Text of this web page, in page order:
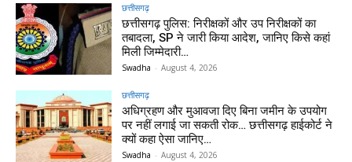
छत्तीसगढ़
छत्तीसगढ़ पुलिस: निरीक्षकों और उप निरीक्षकों का
तबादला, SP ने जारी किया आदेश, जानिए किसे कहां
मिली जिम्मेदारी…
Swadha - August 4, 2026
छत्तीसगढ़
अधिग्रहण और मुआवजा दिए बिना जमीन के उपयोग
पर नहीं लगाई जा सकती रोक… छत्तीसगढ़ हाईकोर्ट ने
क्यों कहा ऐसा जानिए…
Swadha - August 4, 2026